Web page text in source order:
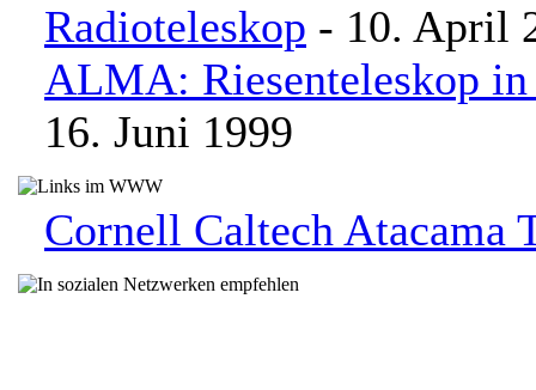
Radioteleskop - 10. April
ALMA: Riesenteleskop in
16. Juni 1999
Cornell Caltech Atacama